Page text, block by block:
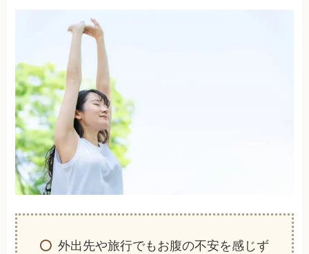
外出先や旅行でもお腹の不安を感じず